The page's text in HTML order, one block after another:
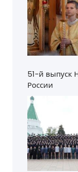
51-й выпуск
России